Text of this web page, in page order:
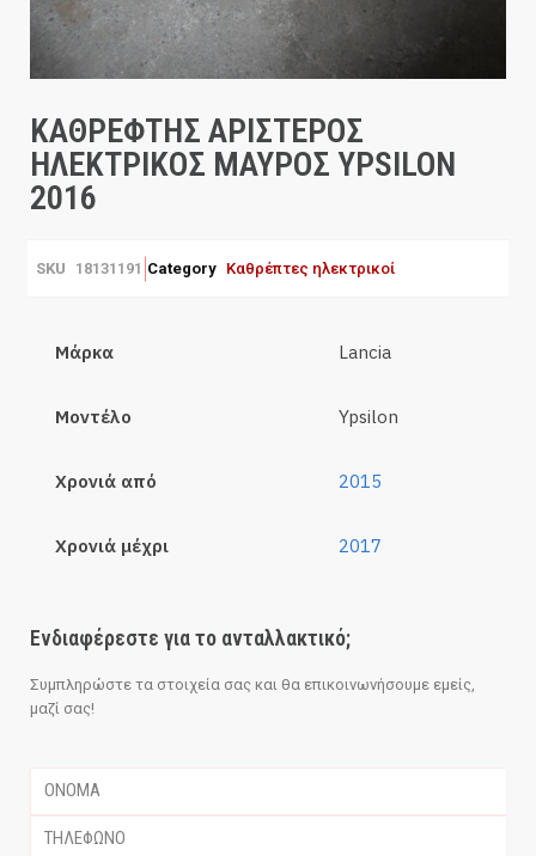
ΚΑΘΡΕΦΤΗΣ ΑΡΙΣΤΕΡΟΣ
ΗΛΕΚΤΡΙΚΟΣ ΜΑΥΡΟΣ YPSILON
2016
SKU 18131191 Category Καθρέπτες ηλεκτρικοί
Μάρκα Lancia
Μοντέλο Ypsilon
Χρονιά από 2015
Χρονιά μέχρι 2017
Ενδιαφέρεστε για το ανταλλακτικό;
Συμπληρώστε τα στοιχεία σας και θα επικοινωνήσουμε εμείς,
μαζί σας!